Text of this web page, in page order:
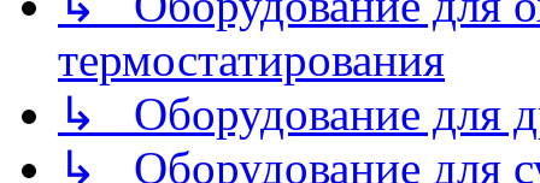
термостатирования
↳ Оборудование для
↳ Оборудование для